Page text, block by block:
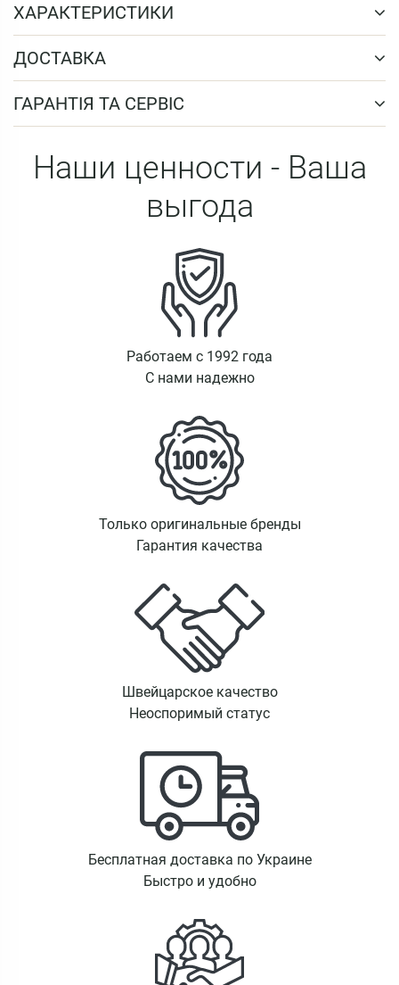
ХАРАКТЕРИСТИКИ
ДОСТАВКА
ГАРАНТІЯ ТА СЕРВІС
Наши ценности - Ваша
выгода
Работаем с 1992 года
С нами надежно
Только оригинальные бренды
Гарантия качества
Швейцарское качество
Неоспоримый статус
Бесплатная доставка по Украине
Быстро и удобно